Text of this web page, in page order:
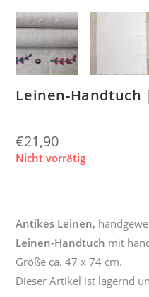
Leinen-Handtuch
€21,90
Nicht vorrätig
Antikes Leinen,
Leinen-Handtuch mit
Größe ca. 47 x 74 cm.
Dieser Artikel ist lagernd